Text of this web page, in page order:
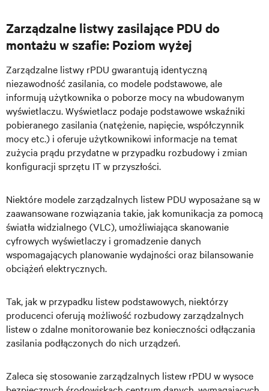
Zarządzalne listwy zasilające PDU do
montażu w szafie: Poziom wyżej
Zarządzalne listwy rPDU gwarantują identyczną
niezawodność zasilania, co modele podstawowe, ale
informują użytkownika o poborze mocy na wbudowanym
wyświetlaczu. Wyświetlacz podaje podstawowe wskaźniki
pobieranego zasilania (natężenie, napięcie, współczynnik
mocy etc.) i oferuje użytkownikowi informacje na temat
zużycia prądu przydatne w przypadku rozbudowy i zmian
konfiguracji sprzętu IT w przyszłości.
Niektóre modele zarządzalnych listew PDU wyposażane są w
zaawansowane rozwiązania takie, jak komunikacja za pomocą
światła widzialnego (VLC), umożliwiająca skanowanie
cyfrowych wyświetlaczy i gromadzenie danych
wspomagających planowanie wydajności oraz bilansowanie
obciążeń elektrycznych.
Tak, jak w przypadku listew podstawowych, niektórzy
producenci oferują możliwość rozbudowy zarządzalnych
listewo zdalne monitorowanie bez konieczności odłączania
zasilania podłączonych do nich urządzeń.
Zaleca się stosowanie zarządzalnych listew rPDU w wysoce